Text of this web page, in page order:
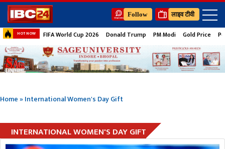
Follow लाइव टीवी
HOT NOW FIFA World Cup 2026 Donald Trump PM Modi Gold Price
Home»International Women's Day Gift
INTERNATIONAL WOMEN'S DAY GIFT